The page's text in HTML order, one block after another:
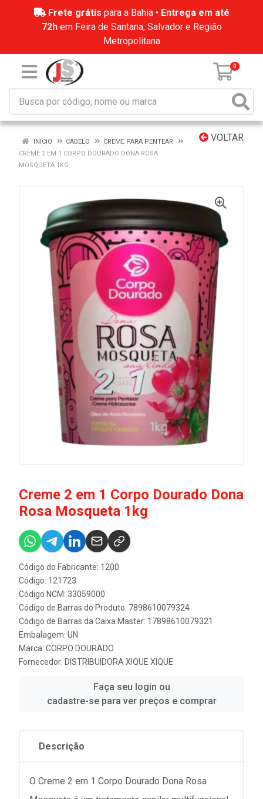
Frete grátis para a Bahia • Entrega em até
72hem Feira de Santana, Salvador e Região
Metropolitana
0
VOLTAR
INÍCIO CABELO
CREME PARA PENTEAR
CREME 2 EM 1 CORPO DOURADO DONA ROSA
MOSQUETA 1KG
Creme 2 em 1 Corpo Dourado Dona
Rosa Mosqueta 1kg
Código do Fabricante: 1200
Código: 121723
Código NCM: 33059000
Código de Barras do Produto: 7898610079324
Código de Barras da Caixa Master: 17898610079321
Embalagem: UN
Marca: CORPO DOURADO
Fornecedor: DISTRIBUIDORA XIQUE XIQUE
Faça seu login ou
cadastre-se para ver preços e comprar
Descrição
O Creme 2 em 1 Corpo Dourado Dona Rosa